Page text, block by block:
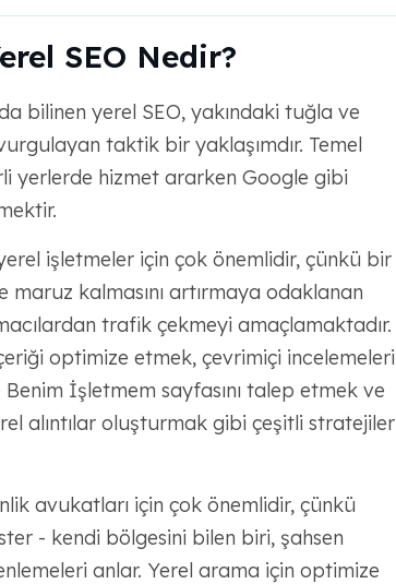
SEO Nedir?
bilinen yerel SEO, yakındaki tuğla ve
taktik bir yaklaşımdır. Temel
yerlerde hizmet ararken Google gibi
işletmeler için çok önemlidir, çünkü bir
kalmasını artırmaya odaklanan
trafik çekmeyi amaçlamaktadır.
optimize etmek, çevrimiçi incelemeleri
İşletmem sayfasını talep etmek ve
alıntılar oluşturmak gibi çeşitli stratejiler
avukatları için çok önemlidir, çünkü
- kendi bölgesini bilen biri, şahsen
anlar. Yerel arama için optimize